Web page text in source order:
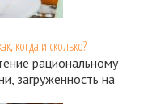
когда и сколько?
рациональному
загруженность на